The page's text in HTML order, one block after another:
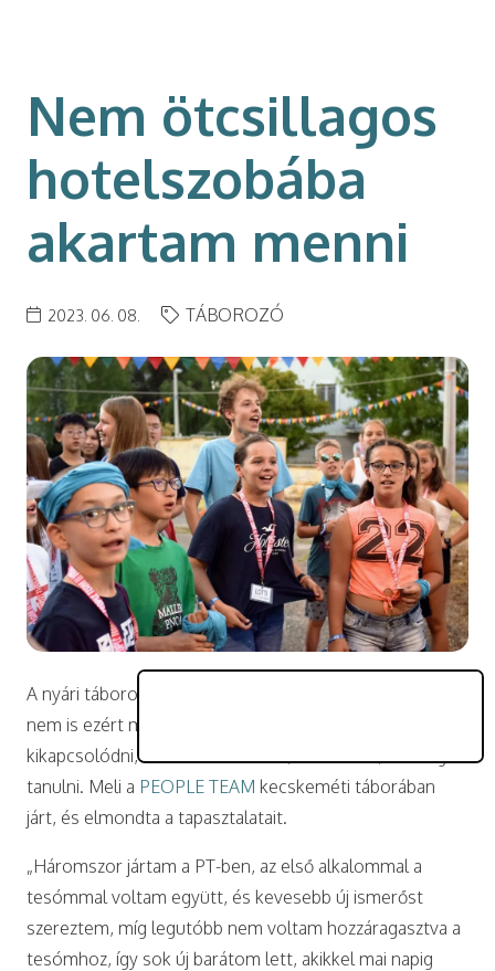
Nem ötcsillagos
hotelszobába
akartam menni
2023. 06. 08. TÁBOROZÓ
A nyári táborok ritkán kínálnak luxuskörülményeket, de
nem is ezért mennek oda a gyerekek, hanem
kikapcsolódni, barátokat szerezni, feltöltődni, esetleg
tanulni. Meli a PEOPLE TEAM kecskeméti táborában
járt, és elmondta a tapasztalatait.
„Háromszor jártam a PT-ben, az első alkalommal a
tesómmal voltam együtt, és kevesebb új ismerőst
szereztem, míg legutóbb nem voltam hozzáragasztva a
tesómhoz, így sok új barátom lett, akikkel mai napig